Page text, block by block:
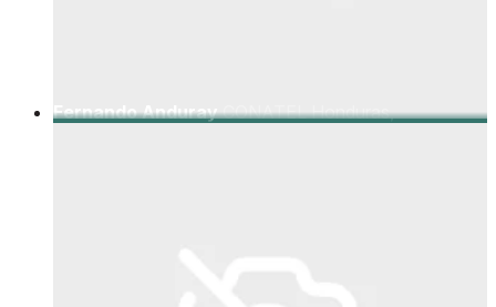
Fernando Anduray CONATEL Honduras,